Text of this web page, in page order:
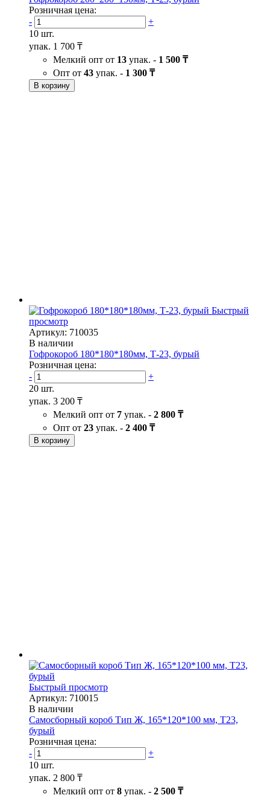
Розничная цена:
-
+
10 шт.
упак. 1 700 ₸
Мелкий опт от 13 упак. - 1 500 ₸
Опт от 43 упак. - 1 300 ₸
В корзину
Быстрый
просмотр
Артикул: 710035
В наличии
Гофрокороб 180*180*180мм, Т-23, бурый
Розничная цена:
-
+
20 шт.
упак. 3 200 ₸
Мелкий опт от 7 упак. - 2 800 ₸
Опт от 23 упак. - 2 400 ₸
В корзину
Быстрый просмотр
Артикул: 710015
В наличии
Самосборный короб Тип Ж, 165*120*100 мм, Т23,
бурый
Розничная цена:
-
+
10 шт.
упак. 2 800 ₸
Мелкий опт от 8 упак. - 2 500 ₸